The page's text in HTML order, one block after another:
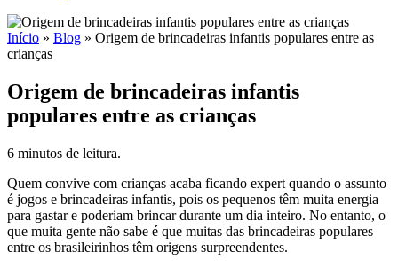
Início » Blog » Origem de brincadeiras infantis populares entre as
crianças
Origem de brincadeiras infantis
populares entre as crianças
6 minutos de leitura.
Quem convive com crianças acaba ficando expert quando o assunto
é jogos e brincadeiras infantis, pois os pequenos têm muita energia
para gastar e poderiam brincar durante um dia inteiro. No entanto, o
que muita gente não sabe é que muitas das brincadeiras populares
entre os brasileirinhos têm origens surpreendentes.